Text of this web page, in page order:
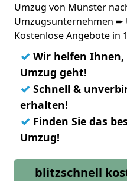
Umzug von Münster
Umzugsunternehmen ➨
Kostenlose Angebote in
✓ Wir helfen
Umzug geht!
✓ Schnell &
erhalten!
✓ Finden Sie das
Umzug!
blitzschnell